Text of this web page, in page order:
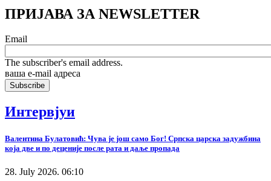
ПРИЈАВА ЗА NEWSLETTER
Email
The subscriber's email address.
ваша е-mail адреса
Интервјуи
Валентина Булатовић: Чува је још само Бог! Српска царска задужбина
која две и по деценије после рата и даље пропада
28. July 2026. 06:10